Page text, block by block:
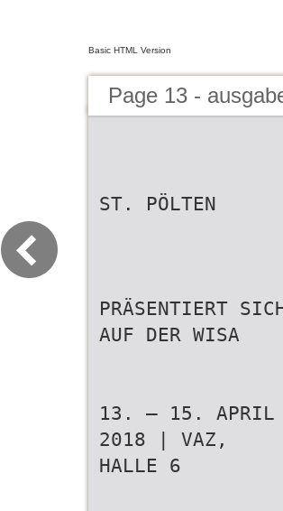
Basic HTML Version
Page 13 -
ST. PÖLTEN
PRÄSENTIERT
AUF DER WISA
13. – 15. APRIL
2018 | VAZ,
HALLE 6